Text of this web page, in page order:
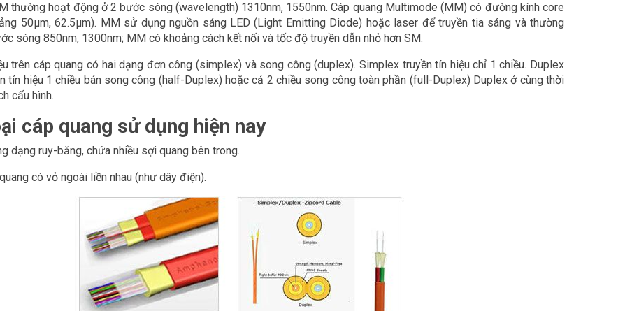
thường hoạt động ở 2 bước sóng (wavelength) 1310nm, 1550nm. Cáp quang Multimode (MM) có đường kính core
50µm, 62.5µm). MM sử dụng nguồn sáng LED (Light Emitting Diode) hoặc laser để truyền tia sáng và thường
sóng 850nm, 1300nm; MM có khoảng cách kết nối và tốc độ truyền dẫn nhỏ hơn SM.
trên cáp quang có hai dạng đơn công (simplex) và song công (duplex). Simplex truyền tín hiệu chỉ 1 chiều. Duplex
tín hiệu 1 chiều bán song công (half-Duplex) hoặc cả 2 chiều song công toàn phần (full-Duplex) Duplex ở cùng thời
cấu hình.
cáp quang sử dụng hiện nay
dạng ruy-băng, chứa nhiều sợi quang bên trong.
có vỏ ngoài liền nhau (như dây điện).